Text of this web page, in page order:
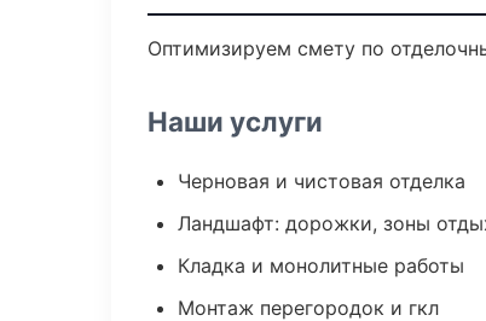
Оптимизируем смету по
Наши услуги
Черновая и чистовая отделка
Ландшафт: дорожки, зоны
Кладка и монолитные работы
Монтаж перегородок и гкл